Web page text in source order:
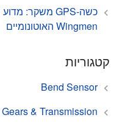
Wingmen האוטונומיים
קטגוריות
Bend Sensor
Gears & Transmission